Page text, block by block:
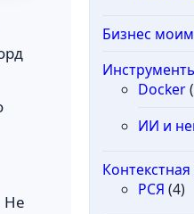
Не
Бизнес
Docker
ИИ и
РСЯ (4)